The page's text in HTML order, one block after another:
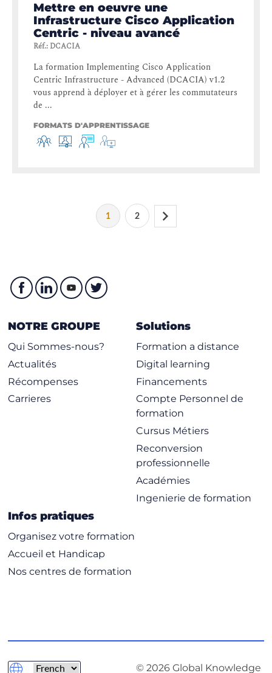
Mettre en oeuvre une
Infrastructure Cisco Application
Centric - niveau avancé
Réf.: DCACIA
La formation Implementing Cisco Application
Centric Infrastructure - Advanced (DCACIA) v1.2
vous apprend à déployer et à gérer les commutateurs
de ...
FORMATS D'APPRENTISSAGE
1 2
NOTRE GROUPE
Qui Sommes-nous?
Actualités
Récompenses
Carrieres
Solutions
Formation a distance
Digital learning
Financements
Compte Personnel de
formation
Cursus Métiers
Reconversion
professionnelle
Académies
Ingenierie de formation
Infos pratiques
Organisez votre formation
Accueil et Handicap
Nos centres de formation
© 2026 Global Knowledge